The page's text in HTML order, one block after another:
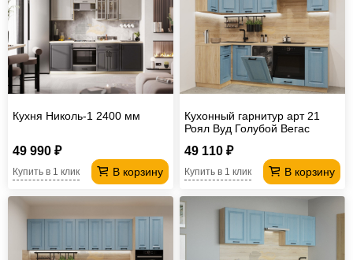
Кухня Николь-1 2400 мм
49 990 ₽
В корзину
Купить в 1 клик
Кухонный гарнитур арт 21
Роял Вуд Голубой Вегас
49 110 ₽
В корзину
Купить в 1 клик